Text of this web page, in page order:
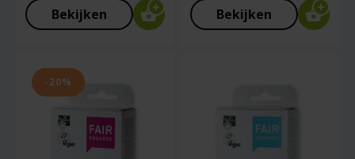
Bekijken
Bekijken
-20%